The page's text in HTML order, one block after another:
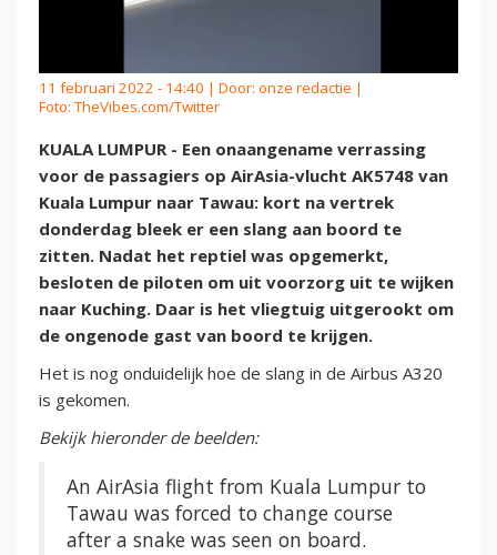
11 februari 2022 - 14:40 | Door: onze redactie |
Foto: TheVibes.com/Twitter
KUALA LUMPUR - Een onaangename verrassing
voor de passagiers op AirAsia-vlucht AK5748 van
Kuala Lumpur naar Tawau: kort na vertrek
donderdag bleek er een slang aan boord te
zitten. Nadat het reptiel was opgemerkt,
besloten de piloten om uit voorzorg uit te wijken
naar Kuching. Daar is het vliegtuig uitgerookt om
de ongenode gast van boord te krijgen.
Het is nog onduidelijk hoe de slang in de Airbus A320
is gekomen.
Bekijk hieronder de beelden:
An AirAsia flight from Kuala Lumpur to
Tawau was forced to change course
after a snake was seen on board.